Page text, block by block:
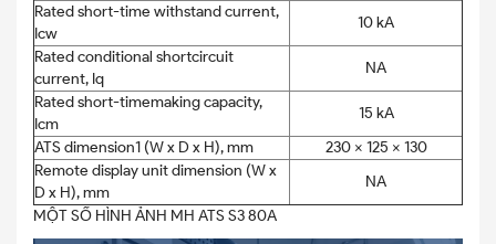
Rated short-time withstand current,
Icw
10 kA
Rated conditional shortcircuit
current, Iq
NA
Rated short-timemaking capacity,
Icm
15 kA
ATS dimension1 (W x D x H), mm
230 x 125 x 130
Remote display unit dimension (W x
D x H), mm
NA
MỘT SỐ HÌNH ẢNH MH ATS S3 80A